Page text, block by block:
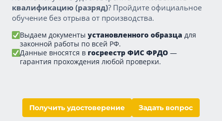
квалификацию (разряд)? Пройдите официальное
обучение без отрыва от производства.
Выдаем документы установленного образца для
законной работы по всей РФ.
Данные вносятся в госреестр ФИС ФРДО —
гарантия прохождения любой проверки.
Получить удостоверение Задать вопрос